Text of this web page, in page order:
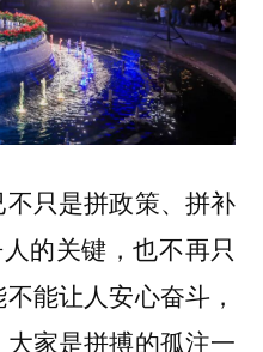
只是拼政策、拼补
的关键，也不再只
能让人安心奋斗，
家是拼搏的孤注一